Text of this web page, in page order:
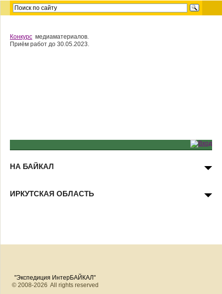
Конкурс медиаматериалов.
Приём работ до 30.05.2023.
НА БАЙКАЛ
ИРКУТСКАЯ ОБЛАСТЬ
"Экспедиция ИнтерБАЙКАЛ"
© 2008-2026 All rights reserved